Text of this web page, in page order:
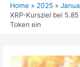
Home 2025
XRP-Kursziel bei
Token ein